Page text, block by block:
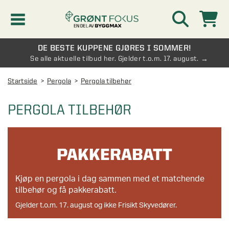
Kampanjer
Nyheter
Kontakt oss
AVDELINGER
Oversikt - Kontakt oss
Vanlige spørsmål og svar
AVDELINGER
Oversikt - Vinterhage og hagestue
Drivhus
AVDELINGER
Vinduer
DE BESTE KUPPENE GJØRES I SOMMER!
Se alle aktuelle tilbud her. Gjelder t.o.m. 17. august.
Startside Pergola Pergola tilbehør
PERGOLA TILBEHØR
PAKKERABATT
Kjøp en pergola i dag sammen med et matchende
tilbehør og få pakkerabatt.
Gjelder t.o.m. 17. august og ikke Frisikt Skyvedører.